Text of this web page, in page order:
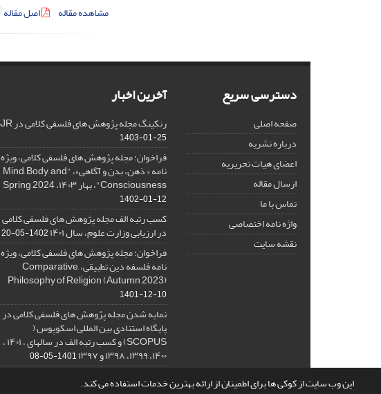
این وب سایت از کوکی ها برای اطمینان از ارائه بهترین خدمات استفاده می کند.
مشاهده مقاله
اصل مقاله
دسترسی سریع
صفحه اصلی
درباره نشریه
اعضای هیات تحریریه
ارسال مقاله
تماس با ما
واژه نامه اختصاصی
نقشه سایت
آخرین اخبار
رنکینگ مجله پژوهش های فلسفی کلامی در SJR
1403-01-25
فراخوان: مجله پژوهش های فلسفی کلامی، ویژه
نامه « ذهن، بدن و آگاهی»، "Mind, Body, and
Consciousness"، بهار ۱۴۰۳، Spring 2024
1402-01-12
کسب رتبه الف مجله پژوهش های فلسفی کلامی
در ارزیابی وزارت علوم، سال ۱۴۰۱ 1402-05-20
فراخوان: مجله پژوهش های فلسفی کلامی، ویژه
نامه فلسفه دین تطبیقی، ,Comparative
Philosophy of Religion (Autumn 2023)
1401-12-10
نمایه شدن مجله پژوهش های فلسفی کلامی در
پایگاه استنادی بین المللی اسکوپوس (
SCOPUS) و کسب رتبه الف در سالهای ، ۱۴۰۱ ،
۱۴۰۰، ۱۳۹۹، ۱۳۹۸ و ۱۳۹۷ 1401-05-08
© سامانه مدیریت نشریات علمی.قدرت گرفته ازسیناوب